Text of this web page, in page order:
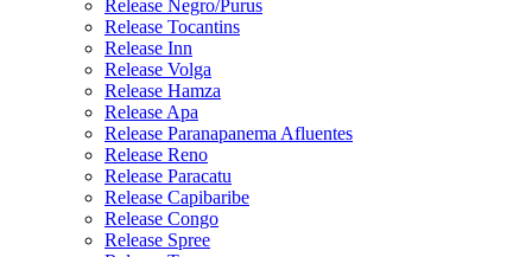
Release Negro/Purus
Release Tocantins
Release Inn
Release Volga
Release Hamza
Release Apa
Release Paranapanema Afluentes
Release Reno
Release Paracatu
Release Capibaribe
Release Congo
Release Spree